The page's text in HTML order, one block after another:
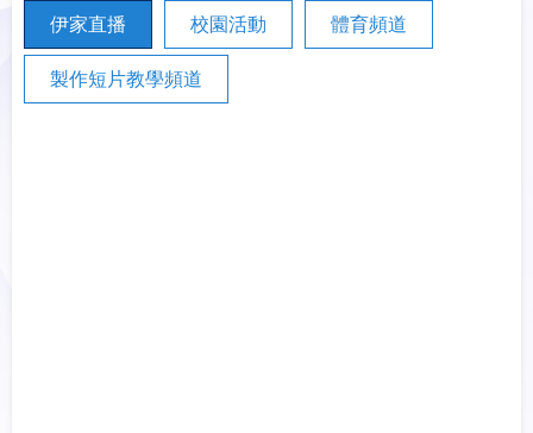
伊家直播 校園活動 體育頻道
製作短片教學頻道